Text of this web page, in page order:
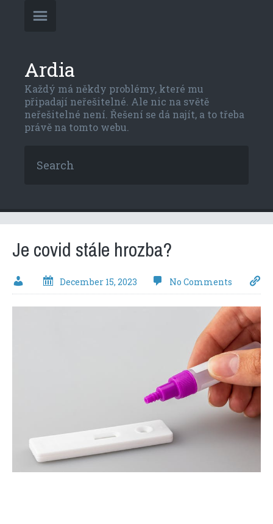
Ardia
Každý má někdy problémy, které mu
připadají neřešitelné. Ale nic na světě
neřešitelné není. Řešení se dá najít, a to třeba
právě na tomto webu.
Je covid stále hrozba?
December 15, 2023 No Comments